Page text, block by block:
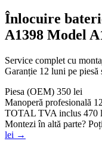
Înlocuire
A1398 Model
Service complet cu
Garanție 12 luni pe piesă
Piesa (OEM) 350 lei
Manoperă profesională
TOTAL TVA inclus 470
Montezi în altă parte?
lei →